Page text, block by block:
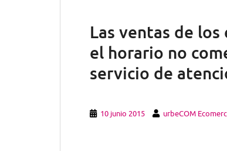
Las ventas de
el horario no
servicio de
10 junio 2015 urbeCOM